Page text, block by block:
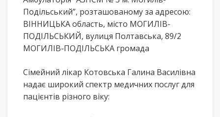
Подільський”, розташованому за адресою:
ВІННИЦЬКА область, місто МОГИЛІВ-
ПОДІЛЬСЬКИЙ, вулиця Полтавська, 89/2
МОГИЛІВ-ПОДІЛЬСЬКА громада
Сімейний лікар Котовська Галина Василівна
надає широкий спектр медичних послуг для
пацієнтів різного віку: